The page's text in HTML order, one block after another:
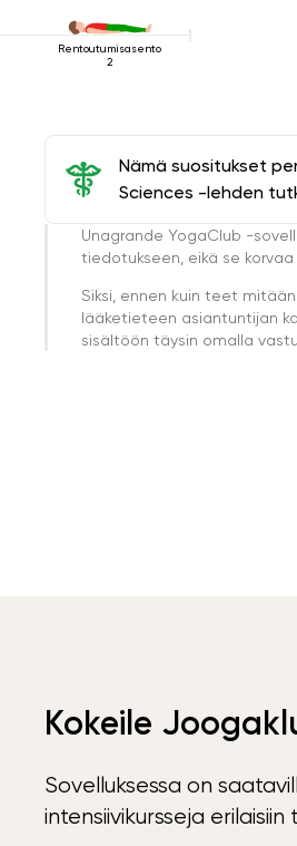
Rentoutumisasento
2
Nämä suositukset
Sciences -lehden
Unagrande YogaClub -
tiedotukseen, eikä se
Siksi, ennen kuin teet
lääketieteen asiantuntijan
sisältöön täysin omalla
Kokeile
Sovelluksessa on
intensiivikursseja erilaisiin